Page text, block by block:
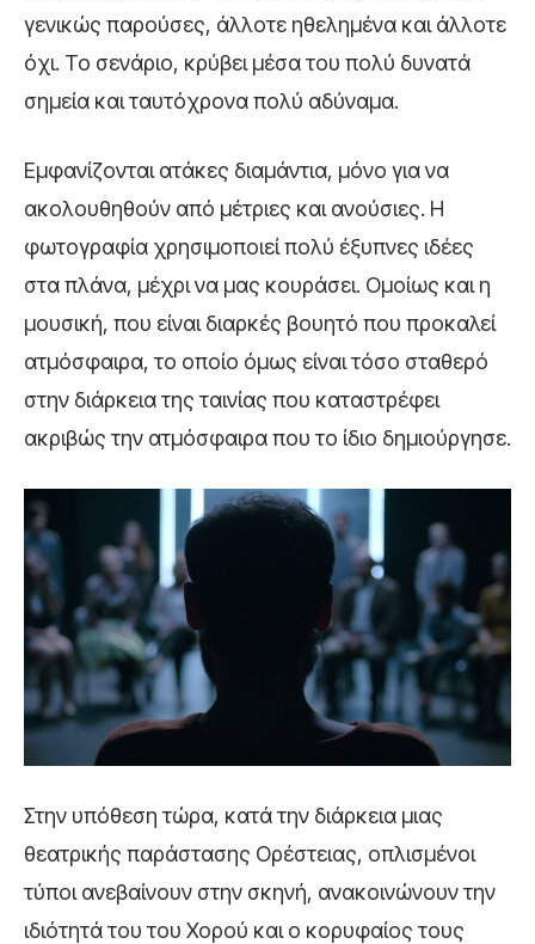
γενικώς παρούσες, άλλοτε ηθελημένα και άλλοτε
όχι. Το σενάριο, κρύβει μέσα του πολύ δυνατά
σημεία και ταυτόχρονα πολύ αδύναμα.
Εμφανίζονται ατάκες διαμάντια, μόνο για να
ακολουθηθούν από μέτριες και ανούσιες. Η
φωτογραφία χρησιμοποιεί πολύ έξυπνες ιδέες
στα πλάνα, μέχρι να μας κουράσει. Ομοίως και η
μουσική, που είναι διαρκές βουητό που προκαλεί
ατμόσφαιρα, το οποίο όμως είναι τόσο σταθερό
στην διάρκεια της ταινίας που καταστρέφει
ακριβώς την ατμόσφαιρα που το ίδιο δημιούργησε.
Στην υπόθεση τώρα, κατά την διάρκεια μιας
θεατρικής παράστασης Ορέστειας, οπλισμένοι
τύποι ανεβαίνουν στην σκηνή, ανακοινώνουν την
ιδιότητά του του Χορού και ο κορυφαίος τους